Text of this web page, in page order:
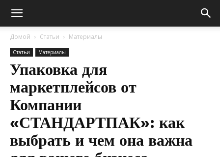
Домой Статьи Материалы
Статьи Материалы
Упаковка для
маркетплейсов от
Компании
«СТАНДАРТПАК»: как
выбрать и чем она важна